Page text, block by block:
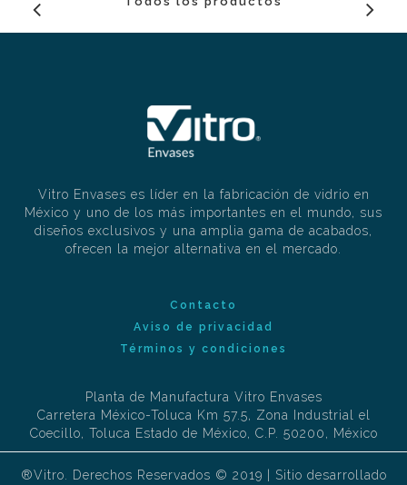
Vitro Envases es líder en la fabricación de vidrio en
México y uno de los más importantes en el mundo, sus
diseños exclusivos y una amplia gama de acabados,
ofrecen la mejor alternativa en el mercado.
Contacto
Aviso de privacidad
Términos y condiciones
Planta de Manufactura Vitro Envases
Carretera México-Toluca Km 57.5, Zona Industrial el
Coecillo, Toluca Estado de México, C.P. 50200, México
®Vitro. Derechos Reservados © 2019 | Sitio desarrollado